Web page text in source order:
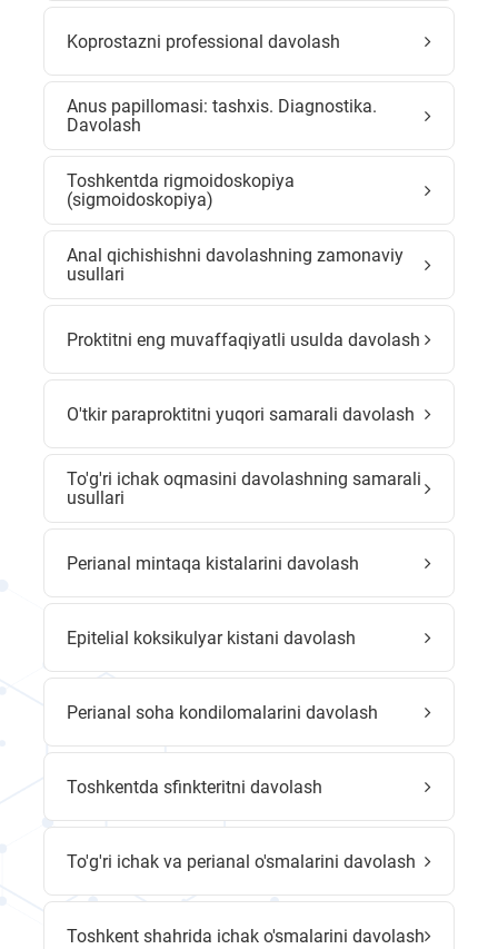
Koprostazni professional davolash
Anus papillomasi: tashxis. Diagnostika.
Davolash
Toshkentda rigmoidoskopiya
(sigmoidoskopiya)
Anal qichishishni davolashning zamonaviy
usullari
Proktitni eng muvaffaqiyatli usulda davolash
O'tkir paraproktitni yuqori samarali davolash
To'g'ri ichak oqmasini davolashning samarali
usullari
Perianal mintaqa kistalarini davolash
Epitelial koksikulyar kistani davolash
Perianal soha kondilomalarini davolash
Toshkentda sfinkteritni davolash
To'g'ri ichak va perianal o'smalarini davolash
Toshkent shahrida ichak o'smalarini davolash